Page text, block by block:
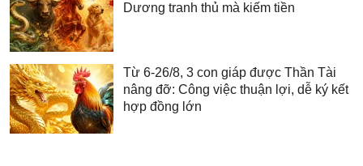
Dương tranh thủ mà kiếm tiền
Từ 6-26/8, 3 con giáp được Thần Tài
nâng đỡ: Công việc thuận lợi, dễ ký kết
hợp đồng lớn